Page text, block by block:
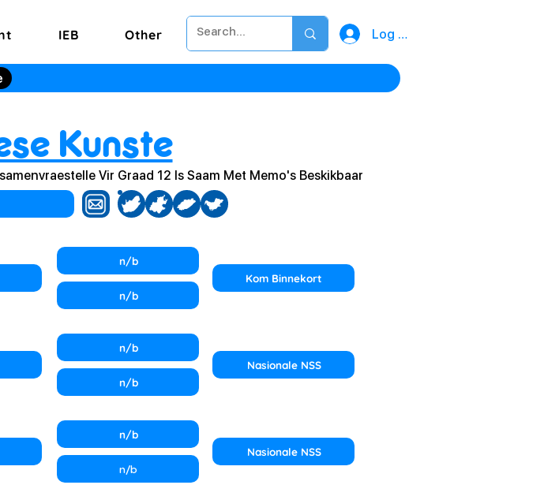
IEB Other Log In
Kunste
Vir Graad 12 Is Saam Met Memo's Beskikbaar
n/b
n/b
Kom Binnekort
n/b
n/b
Nasionale NSS
n/b
n/b
Nasionale NSS